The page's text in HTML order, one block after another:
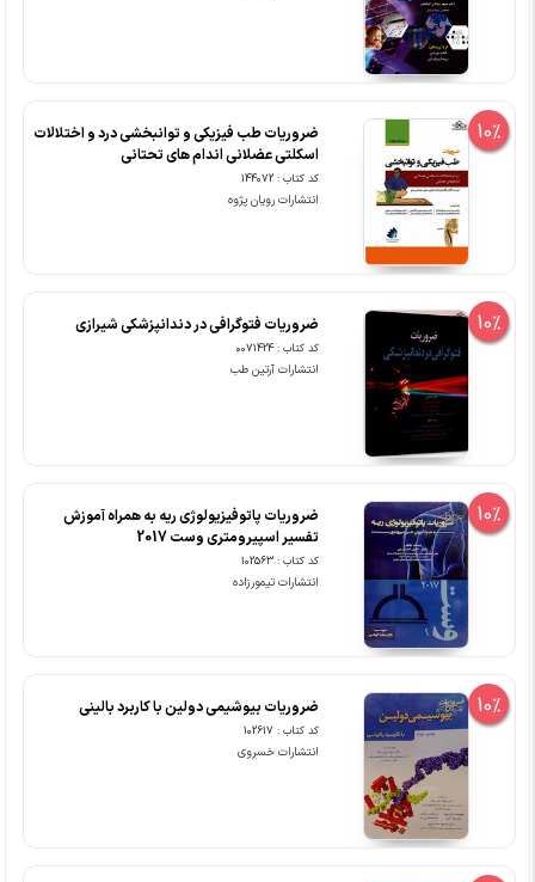
10%
ضروریات طب فیزیکی و توانبخشی درد و اختلالات
اسکلتی عضلانی اندام های تحتانی
کد کتاب : 144072
انتشارات رویان پژوه
10% ضروریات فتوگرافی در دندانپزشکی شیرازی
کد کتاب : 0071424
انتشارات آرتین طب
10%
ضروریات پاتوفیزیولوژی ریه به همراه آموزش
تفسیر اسپیرومتری وست 2017
کد کتاب : 102563
انتشارات تیمورزاده
10% ضروریات بیوشیمی دولین با کاربرد بالینی
کد کتاب : 102617
انتشارات خسروی